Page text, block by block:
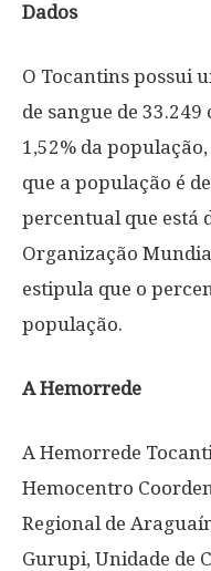
Dados
O Tocantins possui
de sangue de
1,52% da
que a população é
percentual que está
Organização
estipula que o
população.
A Hemorrede
A Hemorrede
Hemocentro
Regional de
Gurupi, Unidade de